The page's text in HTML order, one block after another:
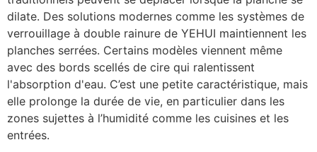
dilate. Des solutions modernes comme les systèmes de
verrouillage à double rainure de YEHUI maintiennent les
planches serrées. Certains modèles viennent même
avec des bords scellés de cire qui ralentissent
l'absorption d'eau. C’est une petite caractéristique, mais
elle prolonge la durée de vie, en particulier dans les
zones sujettes à l’humidité comme les cuisines et les
entrées.